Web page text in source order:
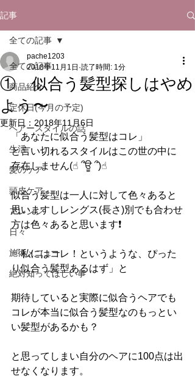
記事
全ての記事
商品紹介
定休日(今月の予定)
ヘアースタイルの話
生活
髪のケア
頭皮ケア
アレンジ
日々
施術メニュー
絶対知ってほしい事
全ての記事
① 似合う髪型探しはやめ
よう〜
pache1203
2018年11月1日 読了時間: 1分
更新日： 2018年11月6日
「あなたに似合う髪型はコレ」
と言い切れるスタイルはこの世の中に
存在しません(☝︎ ՞ਊ ՞)☝︎
似合う髪型は一人に対して色々あると
思いますしレングス(長さ)別でも合わせ
方は色々あると思います❗️
「私にはコレ！というような、ぴった
り似合う髪型あるはず」と
期待していると実際に似合うヘアでも
コレが本当に似合う髪型なのもっとい
い髪型があるかも？
と思ってしまい自分のヘアに100点は出
せなくなります。